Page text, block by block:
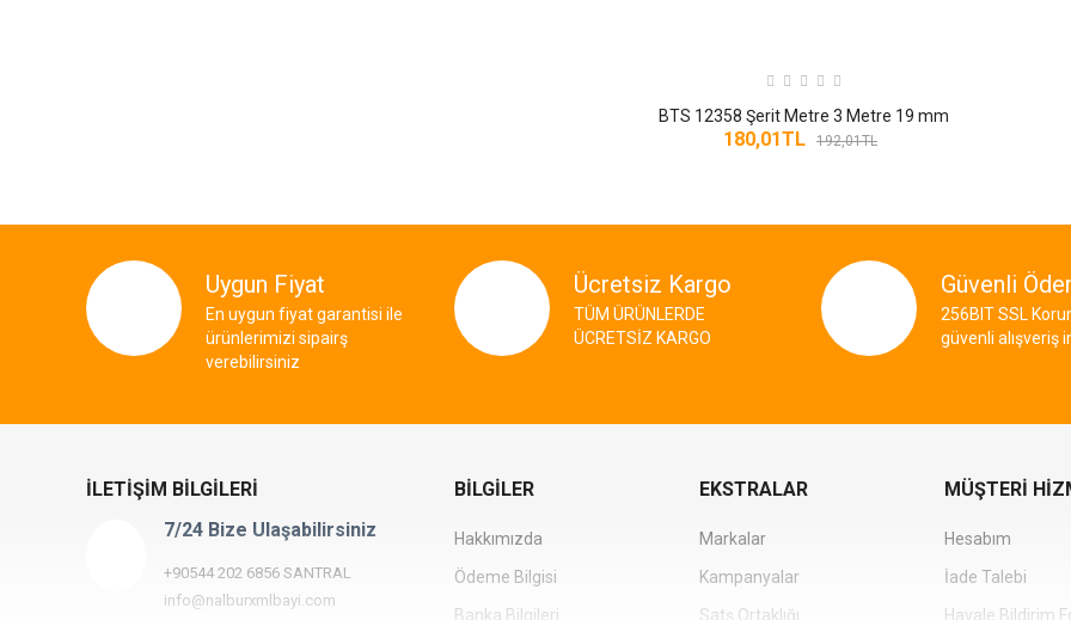
BTS 12358 Şerit Metre 3 Metre 19 mm
180,01TL 192,01TL
Uygun Fiyat
En uygun fiyat garantisi ile
ürünlerimizi sipairş
verebilirsiniz
Ücretsiz Kargo
TÜM ÜRÜNLERDE
ÜCRETSİZ KARGO
Güvenli
256BIT SSL
güvenli alışveriş
İLETIŞIM BILGILERI
7/24 Bize Ulaşabilirsiniz
+90544 202 6856 SANTRAL
info@nalburxmlbayi.com
BILGILER
Hakkımızda
Ödeme Bilgisi
Banka Bilgileri
EKSTRALAR
Markalar
Kampanyalar
Satş Ortaklığı
MÜŞTERİ
Hesabım
İade Talebi
Havale Bildirim